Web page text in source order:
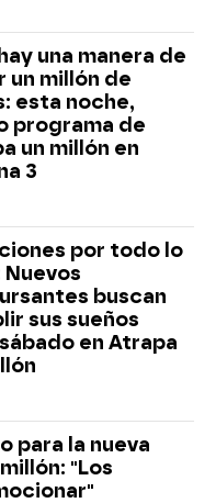
una manera de
un millón de
esta noche,
programa de
un millón en
3
por todo lo
buscan
sus sueños
en Atrapa
para la nueva
"Los